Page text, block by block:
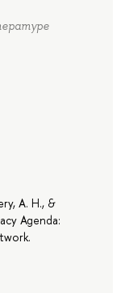
A. H., &
Agenda: